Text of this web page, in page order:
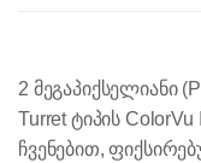
2 მეგაპიქსელიანი
Turret ტიპის
ჩვენებით,